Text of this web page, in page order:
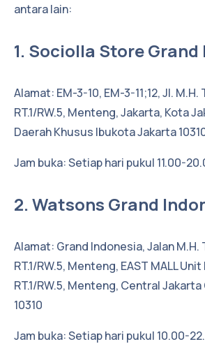
antara lain:
1. Sociolla Store
Alamat: EM-3-10, EM-3-11;12, Jl. M.H.
RT.1/RW.5, Menteng, Jakarta, Kota
Daerah Khusus Ibukota Jakarta
Jam buka: Setiap hari pukul 11.00-
2. Watsons Grand
Alamat: Grand Indonesia, Jalan M.H.
RT.1/RW.5, Menteng, EAST MALL Unit
RT.1/RW.5, Menteng, Central
10310
Jam buka: Setiap hari pukul 10.00-